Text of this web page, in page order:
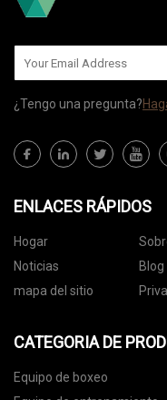
¿Tengo una pregunta?
ENLACES RÁPIDOS
Hogar
Noticias
Blog
mapa del sitio
CATEGORIA DE
Equipo de boxeo